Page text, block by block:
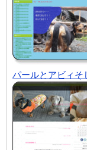
パールとアビィそ